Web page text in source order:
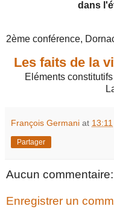
dans
2ème conférence,
Les faits de la
Eléments
François Germani at 13:11
Partager
Aucun commentaire:
Enregistrer un